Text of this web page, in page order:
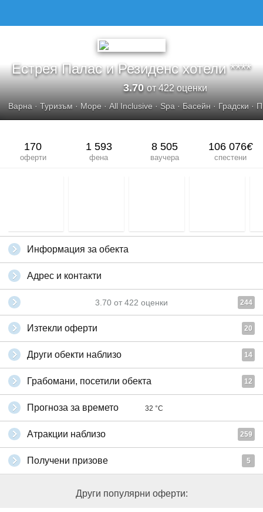
Естрея Палас и Резиденс хотели ****
3.70от 422 оценки
Варна · Туризъм · Море ·All Inclusive · Spa · Басейн · Градски ·
170
оферти
1 593
фена
8 505
ваучера
106 076€
спестени
Информация за обекта
Адрес и контакти
3.70 от 422 оценки 244
Изтекли оферти 20
Други обекти наблизо 14
Грабомани, посетили обекта 12
Прогноза за времето 32 °C
Атракции наблизо 259
Получени призове 5
Други популярни оферти: